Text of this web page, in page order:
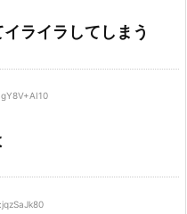
ライラしてしまう